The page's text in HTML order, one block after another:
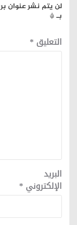
لن يتم نشر عنوان
بـ*
التعليق *
البريد
الإلكتروني *